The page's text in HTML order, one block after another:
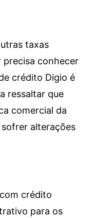
taxas
precisa conhecer
crédito Digio é
ressaltar que
comercial da
alterações
crédito
para os